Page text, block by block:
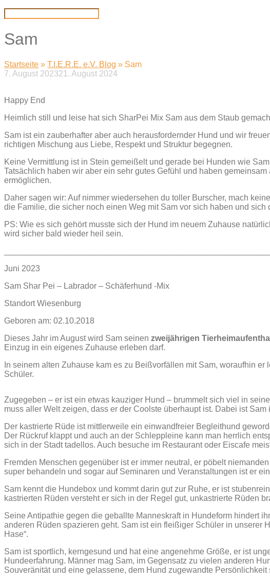
Sam
Startseite » T.I.E.R.E. e.V. Blog » Sam
7. August 202321. August 2024
Happy End
Heimlich still und leise hat sich SharPei Mix Sam aus dem Staub
Sam ist ein zauberhafter aber auch herausfordernder Hund und wir
richtigen Mischung aus Liebe, Respekt und Struktur begegnen.
Keine Vermittlung ist in Stein gemeißelt und gerade bei Hunden wie
Tatsächlich haben wir aber ein sehr gutes Gefühl und haben
ermöglichen.
Daher sagen wir: Auf nimmer wiedersehen du toller Burscher, mach
die Familie, die sicher noch einen Weg mit Sam vor sich haben und sich
PS: Wie es sich gehört musste sich der Hund im neuem Zuhause
wird sicher bald wieder heil sein.
Juni 2023
Sam Shar Pei – Labrador – Schäferhund -Mix
Standort Wiesenburg
Geboren am: 02.10.2018
Dieses Jahr im August wird Sam seinen zweijährigen
Einzug in ein eigenes Zuhause erleben darf.
In seinem alten Zuhause kam es zu Beißvorfällen mit Sam, woraufhin
Schüler.
Zugegeben – er ist ein etwas kauziger Hund – brummelt sich viel in
muss aller Welt zeigen, dass er der Coolste überhaupt ist. Dabei ist
Der kastrierte Rüde ist mittlerweile ein einwandfreier Begleithund
Der Rückruf klappt und auch an der Schleppleine kann man herrlich
sich in der Stadt tadellos. Auch besuche im Restaurant oder Eiscafe
Fremden Menschen gegenüber ist er immer neutral, er pöbelt
super behandeln und sogar auf Seminaren und Veranstaltungen ist er
Sam kennt die Hundebox und kommt darin gut zur Ruhe, er ist
kastrierten Rüden versteht er sich in der Regel gut, unkastrierte Rüden
Seine Antipathie gegen die geballte Manneskraft in Hundeform hindert
anderen Rüden spazieren geht. Sam ist ein fleißiger Schüler in unserer
Hase“.
Sam ist sportlich, kerngesund und hat eine angenehme Größe, er ist
Hundeerfahrung. Männer mag Sam, im Gegensatz zu vielen anderen
Souveränität und eine gelassene, dem Hund zugewandte